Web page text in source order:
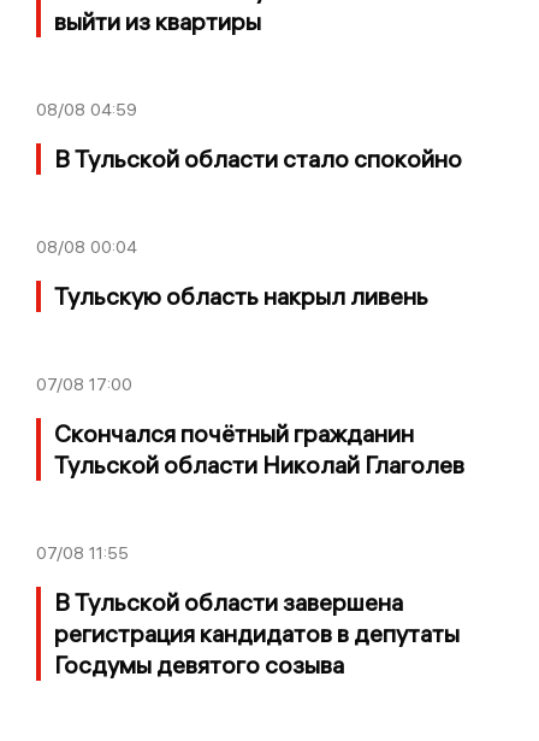
выйти из квартиры
08/08 04:59
В Тульской области стало спокойно
08/08 00:04
Тульскую область накрыл ливень
07/08 17:00
Скончался почётный гражданин
Тульской области Николай Глаголев
07/08 11:55
В Тульской области завершена
регистрация кандидатов в депутаты
Госдумы девятого созыва